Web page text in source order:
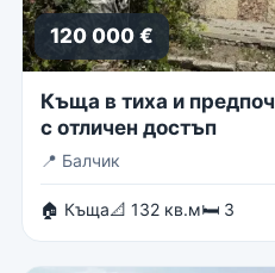
120 000 €
Къща в тиха и
с отличен достъп
📍 Балчик
🏠 Къща📐 132 кв.м🛏 3